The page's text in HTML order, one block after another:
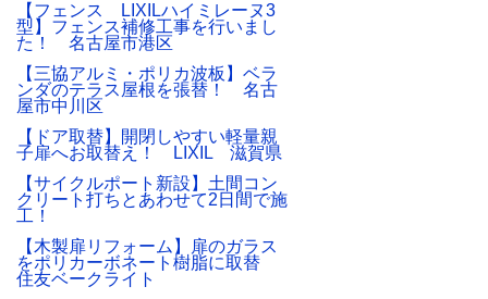
【フェンス LIXILハイミレーヌ3
型】フェンス補修工事を行いまし
た！ 名古屋市港区
【三協アルミ・ポリカ波板】ベラ
ンダのテラス屋根を張替！ 名古
屋市中川区
【ドア取替】開閉しやすい軽量親
子扉へお取替え！ LIXIL 滋賀県
【サイクルポート新設】土間コン
クリート打ちとあわせて2日間で施
工！
【木製扉リフォーム】扉のガラス
をポリカーボネート樹脂に取替
住友ベークライト